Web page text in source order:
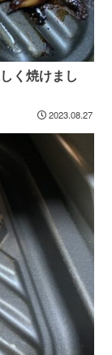
く焼けまし
2023.08.27